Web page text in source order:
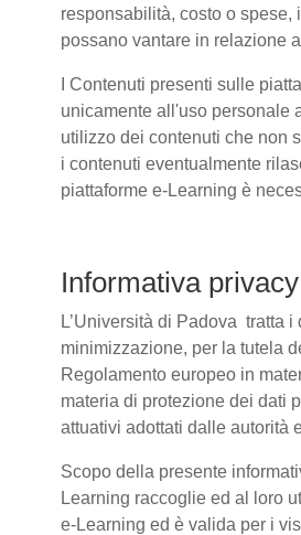
responsabilità, costo o
possano vantare in relazione
I Contenuti presenti sulle
unicamente all'uso personale
utilizzo dei contenuti che non
i contenuti eventualmente
piattaforme e-Learning è
Informativa privacy
L’Università di Padova tratta
minimizzazione, per la tutela
Regolamento europeo in
materia di protezione dei dati
attuativi adottati dalle autorità
Scopo della presente
Learning raccoglie ed al loro
e-Learning ed è valida per i